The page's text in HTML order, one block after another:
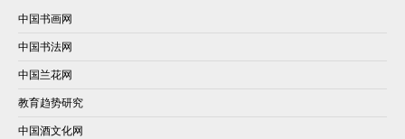
中国书画网
中国书法网
中国兰花网
教育趋势研究
中国酒文化网